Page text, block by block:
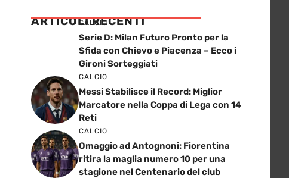
ARTICOLI RECENTI
CALCIO
Serie D: Milan Futuro Pronto per la
Sfida con Chievo e Piacenza – Ecco i
Gironi Sorteggiati
CALCIO
Messi Stabilisce il Record: Miglior
Marcatore nella Coppa di Lega con 14
Reti
CALCIO
Omaggio ad Antognoni: Fiorentina
ritira la maglia numero 10 per una
stagione nel Centenario del club